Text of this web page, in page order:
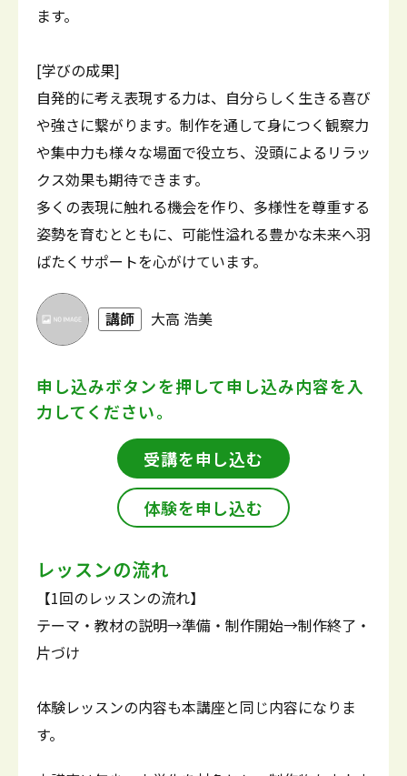
ます。
[学びの成果]
自発的に考え表現する力は、自分らしく生きる喜び
や強さに繋がります。制作を通して身につく観察力
や集中力も様々な場面で役立ち、没頭によるリラッ
クス効果も期待できます。
多くの表現に触れる機会を作り、多様性を尊重する
姿勢を育むとともに、可能性溢れる豊かな未来へ羽
ばたくサポートを心がけています。
講師 大高 浩美
申し込みボタンを押して申し込み内容を入
力してください。
受講を申し込む
体験を申し込む
レッスンの流れ
【1回のレッスンの流れ】
テーマ・教材の説明→準備・制作開始→制作終了・
片づけ
体験レッスンの内容も本講座と同じ内容になりま
す。